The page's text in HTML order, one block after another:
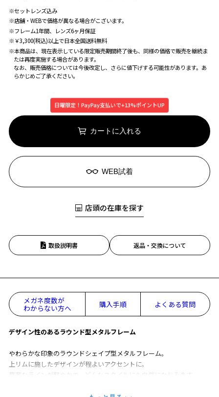
※セットレンズ込み
※店舗・WEBで価格が異なる場合がこざいます。
※フレーム1年間、レンズ6ヶ月保証
※￥3,300(税込)以上で日本全国送料無料
※本商品は、現在表示している限定販売期間終了後も、同様の価格で販売を継続ま
たは再度実施する場合があります。
なお、販売価格については今後改定し、さらに値下げする可能性があります。あ
らかじめご了承ください。
日曜限定！PayPay支払いで+13%ポイントUP
カートに入れる
WEB試着
店頭の在庫を探す
取扱説明書 返品・交換について
メガネ度数が
わからない方へ
購入手順 よくある質問
デザイン性のあるラウンド型メタルフレーム
やわらかな印象のラウンドシェイプ型メタルフレーム。
上リムに施したデザインが程よいアクセントに。
華奢なラインが軽やかで、どんなスタイルにも自然になじみます。